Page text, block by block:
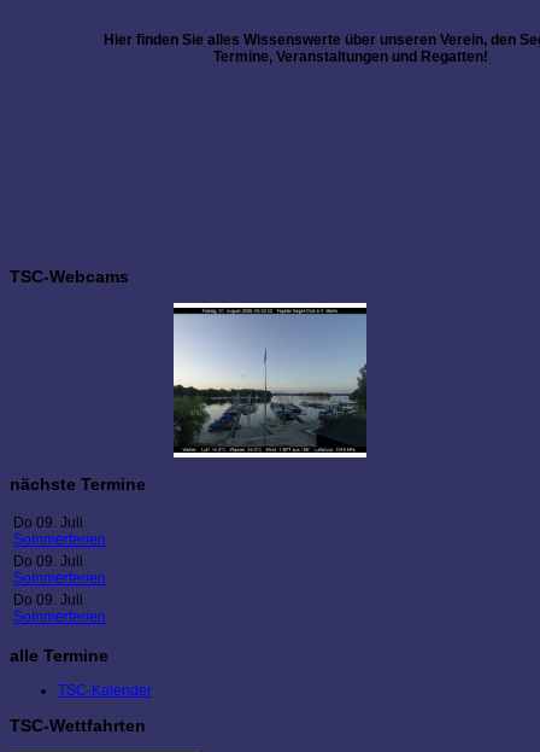
Hier finden Sie alles Wissenswerte über unseren Verein, den
Termine, Veranstaltungen und Regatten!
TSC-Webcams
nächste Termine
Do 09. Juli
Sommerferien
Do 09. Juli
Sommerferien
Do 09. Juli
Sommerferien
alle Termine
TSC-Kalender
TSC-Wettfahrten